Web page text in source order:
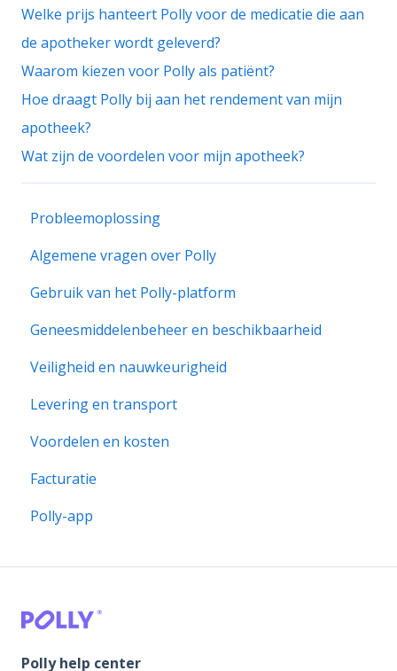
Welke prijs hanteert Polly voor de medicatie die aan
de apotheker wordt geleverd?
Waarom kiezen voor Polly als patiënt?
Hoe draagt Polly bij aan het rendement van mijn
apotheek?
Wat zijn de voordelen voor mijn apotheek?
Probleemoplossing
Algemene vragen over Polly
Gebruik van het Polly-platform
Geneesmiddelenbeheer en beschikbaarheid
Veiligheid en nauwkeurigheid
Levering en transport
Voordelen en kosten
Facturatie
Polly-app
Polly help center